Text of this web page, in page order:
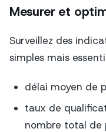
Mesurer et
Surveillez des
simples mais
délai moyen de
taux de
nombre total de